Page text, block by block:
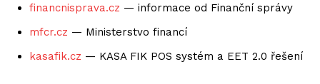
financnisprava.cz — informace od Finanční správy
mfcr.cz — Ministerstvo financí
kasafik.cz — KASA FIK POS systém a EET 2.0 řešení